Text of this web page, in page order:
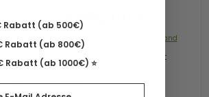
4.990,00 €*
Preis mit 0% MwSt. zzgl. Versand
- Konfigurierbar statt Festpaket
Wechselrichter
Jolywood 500Wp
Rabatt (ab 500€)
Rabatt (ab 800€)
Rabatt (ab 1000€) ⭐️